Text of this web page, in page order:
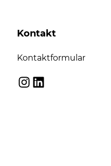
Kontakt
Kontaktformular
Instagram
LinkedIn